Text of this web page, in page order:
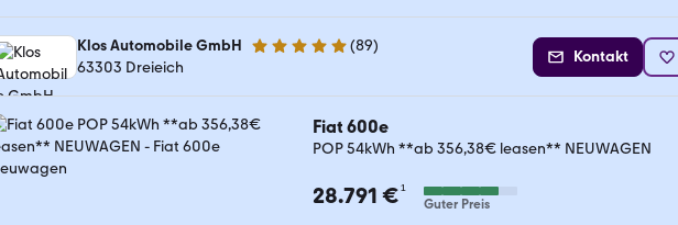
Klos Automobile GmbH 5 Sterne (89)
63303 Dreieich
Kontakt
Fiat 600e
POP 54kWh **ab 356,38€ leasen** NEUWAGEN
28.791 €¹
Guter Preis